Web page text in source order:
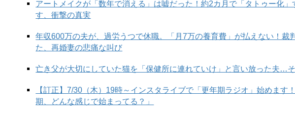
アートメイクが「数年で消える」は嘘だった！約2カ月で「タトゥー化
す、衝撃の真実
年収600万の夫が、過労うつで休職。「月7万の養育費」が払えない！裁
た、再婚妻の悲痛な叫び
亡き父が大切にしていた猫を「保健所に連れていけ」と言い放った夫…
【訂正】7/30（木）19時～インスタライブで「更年期ラジオ」始めます
期、どんな感じで始まってる？」